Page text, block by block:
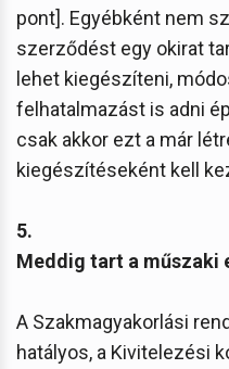
pont]. Egyébként nem
szerződést egy okirat
lehet kiegészíteni,
felhatalmazást is adni
csak akkor ezt a már
kiegészítéseként kell
5.
Meddig tart a műszaki
A Szakmagyakorlási
hatályos, a Kivitelezési